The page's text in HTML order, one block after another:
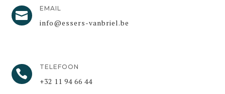

EMAIL
info@essers-vanbriel.be

TELEFOON
+32 11 94 66 44​